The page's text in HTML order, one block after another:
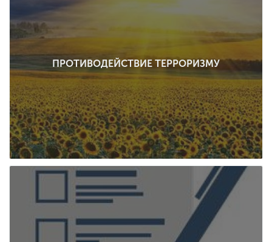
ПРОТИВОДЕЙСТВИЕ ТЕРРОРИЗМУ